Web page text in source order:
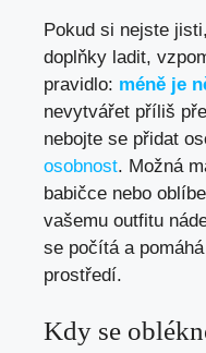
Pokud si nejste
‌doplňky ladit,
pravidlo:‍ méně je
nevytvářet příliš
nebojte se‍ přidat
osobnost. Možná
babičce ​nebo
vašemu outfitu
se počítá a
‍prostředí.
Kdy se